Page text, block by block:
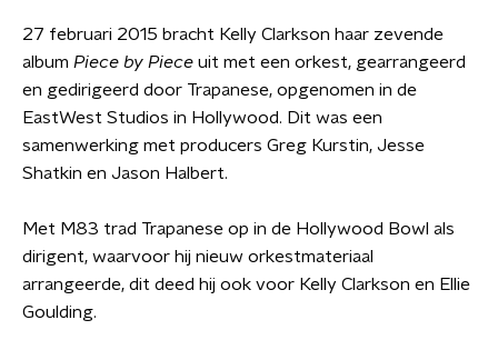
27 februari 2015 bracht Kelly Clarkson haar zevende
album Piece by Piece uit met een orkest, gearrangeerd
en gedirigeerd door Trapanese, opgenomen in de
EastWest Studios in Hollywood. Dit was een
samenwerking met producers Greg Kurstin, Jesse
Shatkin en Jason Halbert.
Met M83 trad Trapanese op in de Hollywood Bowl als
dirigent, waarvoor hij nieuw orkestmateriaal
arrangeerde, dit deed hij ook voor Kelly Clarkson en Ellie
Goulding.